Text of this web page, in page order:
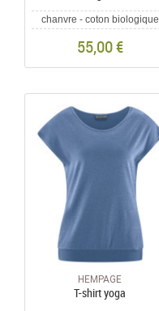
chanvre - coton biologique
55,00 €
HEMPAGE
T-shirt yoga